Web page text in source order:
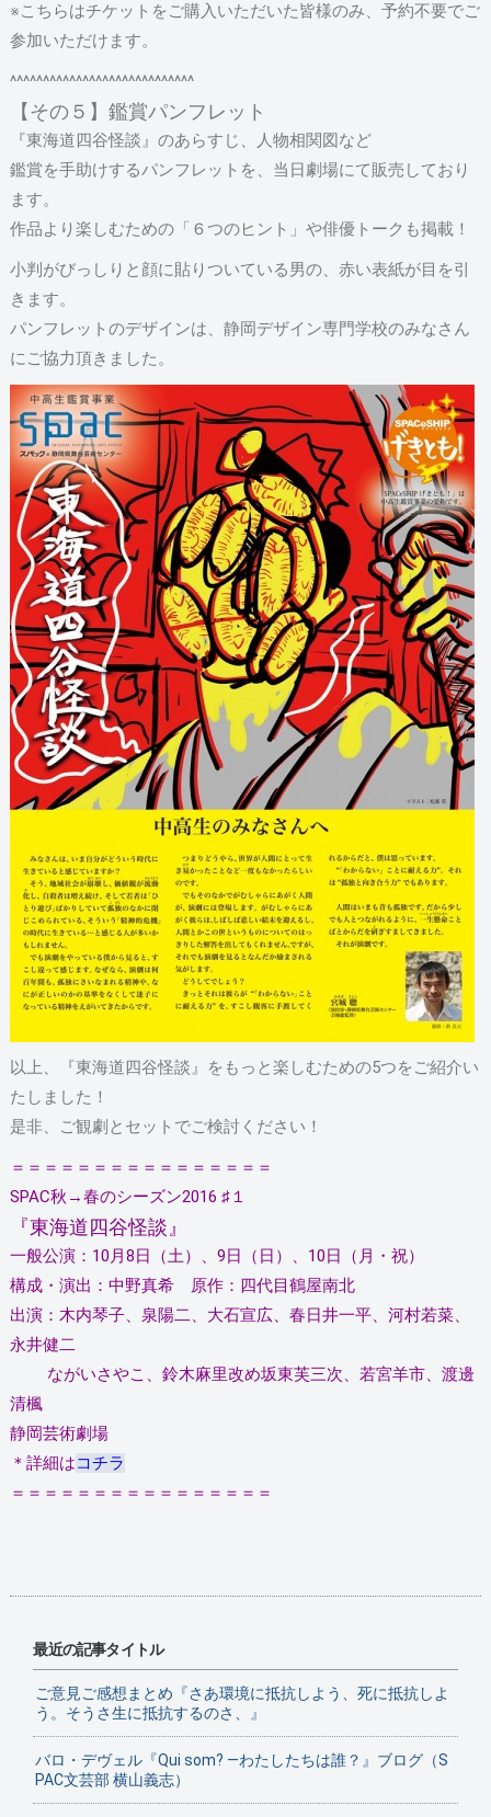
※こちらはチケットをご購入いただいた皆様のみ、予約不要でご
参加いただけます。
^^^^^^^^^^^^^^^^^^^^^^^^^^^^
【その５】鑑賞パンフレット
『東海道四谷怪談』のあらすじ、人物相関図など
鑑賞を手助けするパンフレットを、当日劇場にて販売しており
ます。
作品より楽しむための「６つのヒント」や俳優トークも掲載！
小判がびっしりと顔に貼りついている男の、赤い表紙が目を引
きます。
パンフレットのデザインは、静岡デザイン専門学校のみなさん
にご協力頂きました。
以上、『東海道四谷怪談』をもっと楽しむための5つをご紹介い
たしました！
是非、ご観劇とセットでご検討ください！
＝＝＝＝＝＝＝＝＝＝＝＝＝＝＝＝
SPAC秋→春のシーズン2016 ♯１
『東海道四谷怪談』
一般公演：10月8日（土）、9日（日）、10日（月・祝）
構成・演出：中野真希 原作：四代目鶴屋南北
出演：木内琴子、泉陽二、大石宣広、春日井一平、河村若菜、
永井健二
ながいさやこ、鈴木麻里改め坂東芙三次、若宮羊市、渡邊
清楓
静岡芸術劇場
＊詳細はコチラ
＝＝＝＝＝＝＝＝＝＝＝＝＝＝＝＝
最近の記事タイトル
ご意見ご感想まとめ『さあ環境に抵抗しよう、死に抵抗しよ
う。そうさ生に抵抗するのさ、』
バロ・デヴェル『Qui som? ―わたしたちは誰？』ブログ（S
PAC文芸部 横山義志）